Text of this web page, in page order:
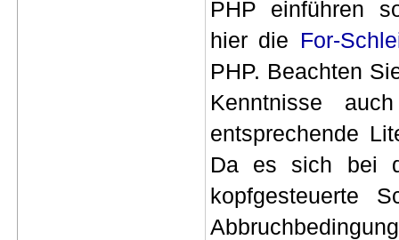
PHP einführen
hier die For-
PHP. Beachten
Kenntnisse
entsprechende
Da es sich bei
kopfgesteuerte